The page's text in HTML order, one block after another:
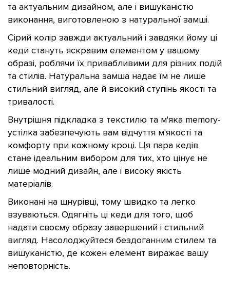
та актуальним дизайном, але і вишуканістю
виконання, виготовленою з натуральної замші.
Сірий колір завжди актуальний і завдяки йому ці
кеди стануть яскравим елементом у вашому
образі, роблячи їх привабливими для різних подій
та стилів. Натуральна замша надає їм не лише
стильний вигляд, але й високий ступінь якості та
тривалості.
Внутрішня підкладка з текстилю та м'яка memory-
устілка забезпечують вам відчуття м'якості та
комфорту при кожному кроці. Ця пара кедів
стане ідеальним вибором для тих, хто цінує не
лише модний дизайн, але і високу якість
матеріалів.
Виконані на шнурівці, тому швидко та легко
взуваються. Одягніть ці кеди для того, щоб
надати своєму образу завершений і стильний
вигляд. Насолоджуйтеся бездоганним стилем та
вишуканістю, де кожен елемент виражає вашу
неповторність.